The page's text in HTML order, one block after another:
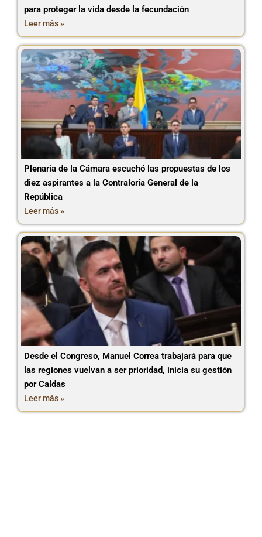
para proteger la vida desde la fecundación
Leer más »
Plenaria de la Cámara escuchó las propuestas de los
diez aspirantes a la Contraloría General de la
República
Leer más »
Desde el Congreso, Manuel Correa trabajará para que
las regiones vuelvan a ser prioridad, inicia su gestión
por Caldas
Leer más »